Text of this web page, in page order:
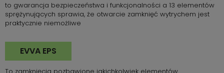
to gwarancja bezpieczeństwa i funkcjonalności a 13 elementów
sprężynujących sprawia, że otwarcie zamknięć wytrychem jest
praktycznie niemożliwe
EVVA EPS
To zamknięcia pozbawione jakichkolwiek elementów